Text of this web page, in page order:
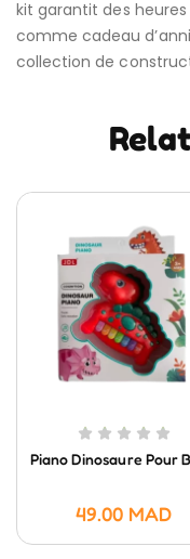
kit garantit des
comme cadeau
collection de
Piano Dinosaure Pour
49.00 MAD